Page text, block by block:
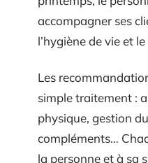
accompagner ses
l’hygiène de vie et
Les
simple traitement :
physique, gestion
compléments…
la personne et à sa